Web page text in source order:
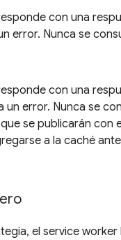
con una
error. Nunca se
con una
un error. Nunca se
se publicarán con
a la caché
el service